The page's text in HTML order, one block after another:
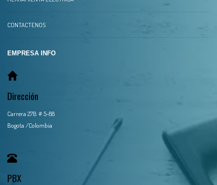
CONTACTENOS
EMPRESA INFO
Dirección
Carrera 27B # 5-88
Bogota /Colombia
PBX